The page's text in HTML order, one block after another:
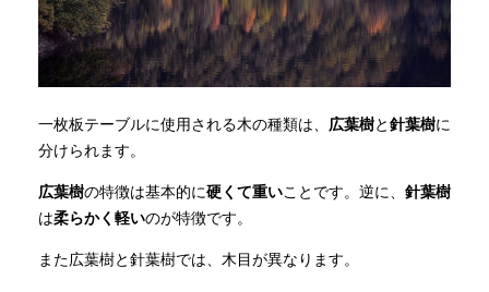
一枚板テーブルに使用される木の種類は、 広葉樹と針葉樹に
分けられます。
広葉樹の特徴は基本的に硬くて重いことです。逆に、 針葉樹
は柔らかく軽いのが特徴です。
また広葉樹と針葉樹では、木目が異なります。